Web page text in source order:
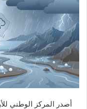
أصدر المركز الوطني